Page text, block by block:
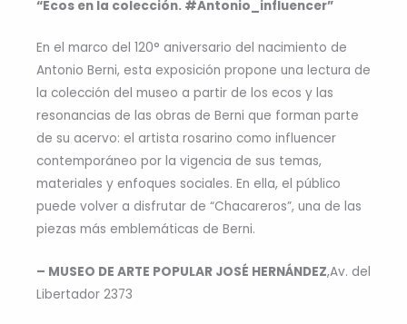
“Ecos en la colección. #Antonio_influencer”
En el marco del 120° aniversario del nacimiento de
Antonio Berni, esta exposición propone una lectura de
la colección del museo a partir de los ecos y las
resonancias de las obras de Berni que forman parte
de su acervo: el artista rosarino como influencer
contemporáneo por la vigencia de sus temas,
materiales y enfoques sociales. En ella, el público
puede volver a disfrutar de “Chacareros”, una de las
piezas más emblemáticas de Berni.
– MUSEO DE ARTE POPULAR JOSÉ HERNÁNDEZ,Av. del
Libertador 2373